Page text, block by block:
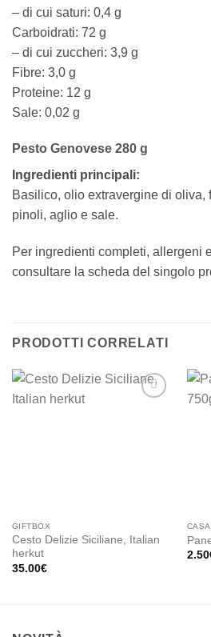
– di cui saturi: 0,4 g
Carboidrati: 72 g
– di cui zuccheri: 3,9 g
Fibre: 3,0 g
Proteine: 12 g
Sale: 0,02 g
Pesto Genovese 280 g
Ingredienti principali:
Basilico, olio extravergine di oliva,
pinoli, aglio e sale.
Per ingredienti completi, allergeni
consultare la scheda del singolo
PRODOTTI CORRELATI
GIFTBOX
Cesto Delizie Siciliane, Italian
herkut
35.00€
2.50